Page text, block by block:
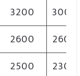
3200
3000
2600
2600
2500
2300